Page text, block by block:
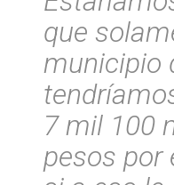
que
municipio
7 mil 100
pesos por